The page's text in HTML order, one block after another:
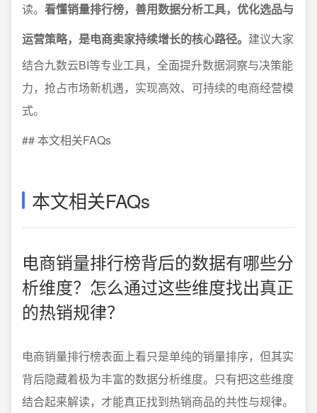
读。 看懂销量排行榜，善用数据分析工具，优化选品与
运营策略，是电商卖家持续增长的核心路径。 建议大家
结合九数云BI等专业工具，全面提升数据洞察与决策能
力，抢占市场新机遇，实现高效、可持续的电商经营模
式。
## 本文相关FAQs
本文相关FAQs
电商销量排行榜背后的数据有哪些分
析维度？怎么通过这些维度找出真正
的热销规律？
电商销量排行榜表面上看只是单纯的销量排序，但其实
背后隐藏着极为丰富的数据分析维度。只有把这些维度
结合起来解读，才能真正找到热销商品的共性与规律。